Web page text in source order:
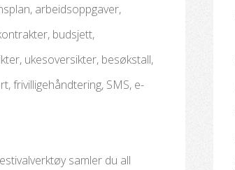
arbeidsoppgaver,
budsjett,
ukesoversikter, besøkstall,
frivilligehåndtering, SMS, e-
samler du all